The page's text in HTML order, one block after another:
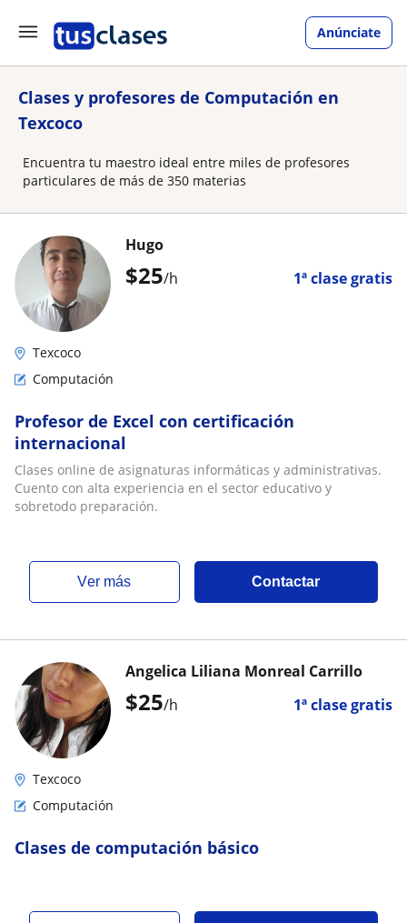
Anúnciate
Clases y profesores de Computación en
Texcoco
Encuentra tu maestro ideal entre miles de profesores
particulares de más de 350 materias
$25/h 1ª clase gratis
Hugo
Texcoco
Computación
Profesor de Excel con certificación
internacional
Clases online de asignaturas informáticas y administrativas.
Cuento con alta experiencia en el sector educativo y
sobretodo preparación.
ver más Contactar
$25/h 1ª clase gratis
Angelica Liliana Monreal Carrillo
Texcoco
Computación
Clases de computación básico